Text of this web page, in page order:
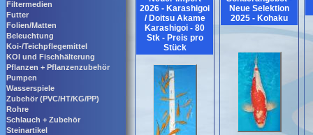
Filtermedien
Futter
Folien/Matten
Beleuchtung
Koi-/Teichpflegemittel
KOI und Fischhälterung
Pflanzen + Pflanzenzubehör
Pumpen
Wasserspiele
Zubehör (PVC/HT/KG/PP)
Rohre
Schlauch + Zubehör
Steinartikel
2026 - Karashigoi
/ Doitsu Akame
Karashigoi - 80
Stk - Preis pro
Stück
Neue Selektion
2025 - Kohaku